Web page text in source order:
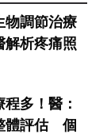
物調節治療
解析疼痛照
多！醫：
體評估 個